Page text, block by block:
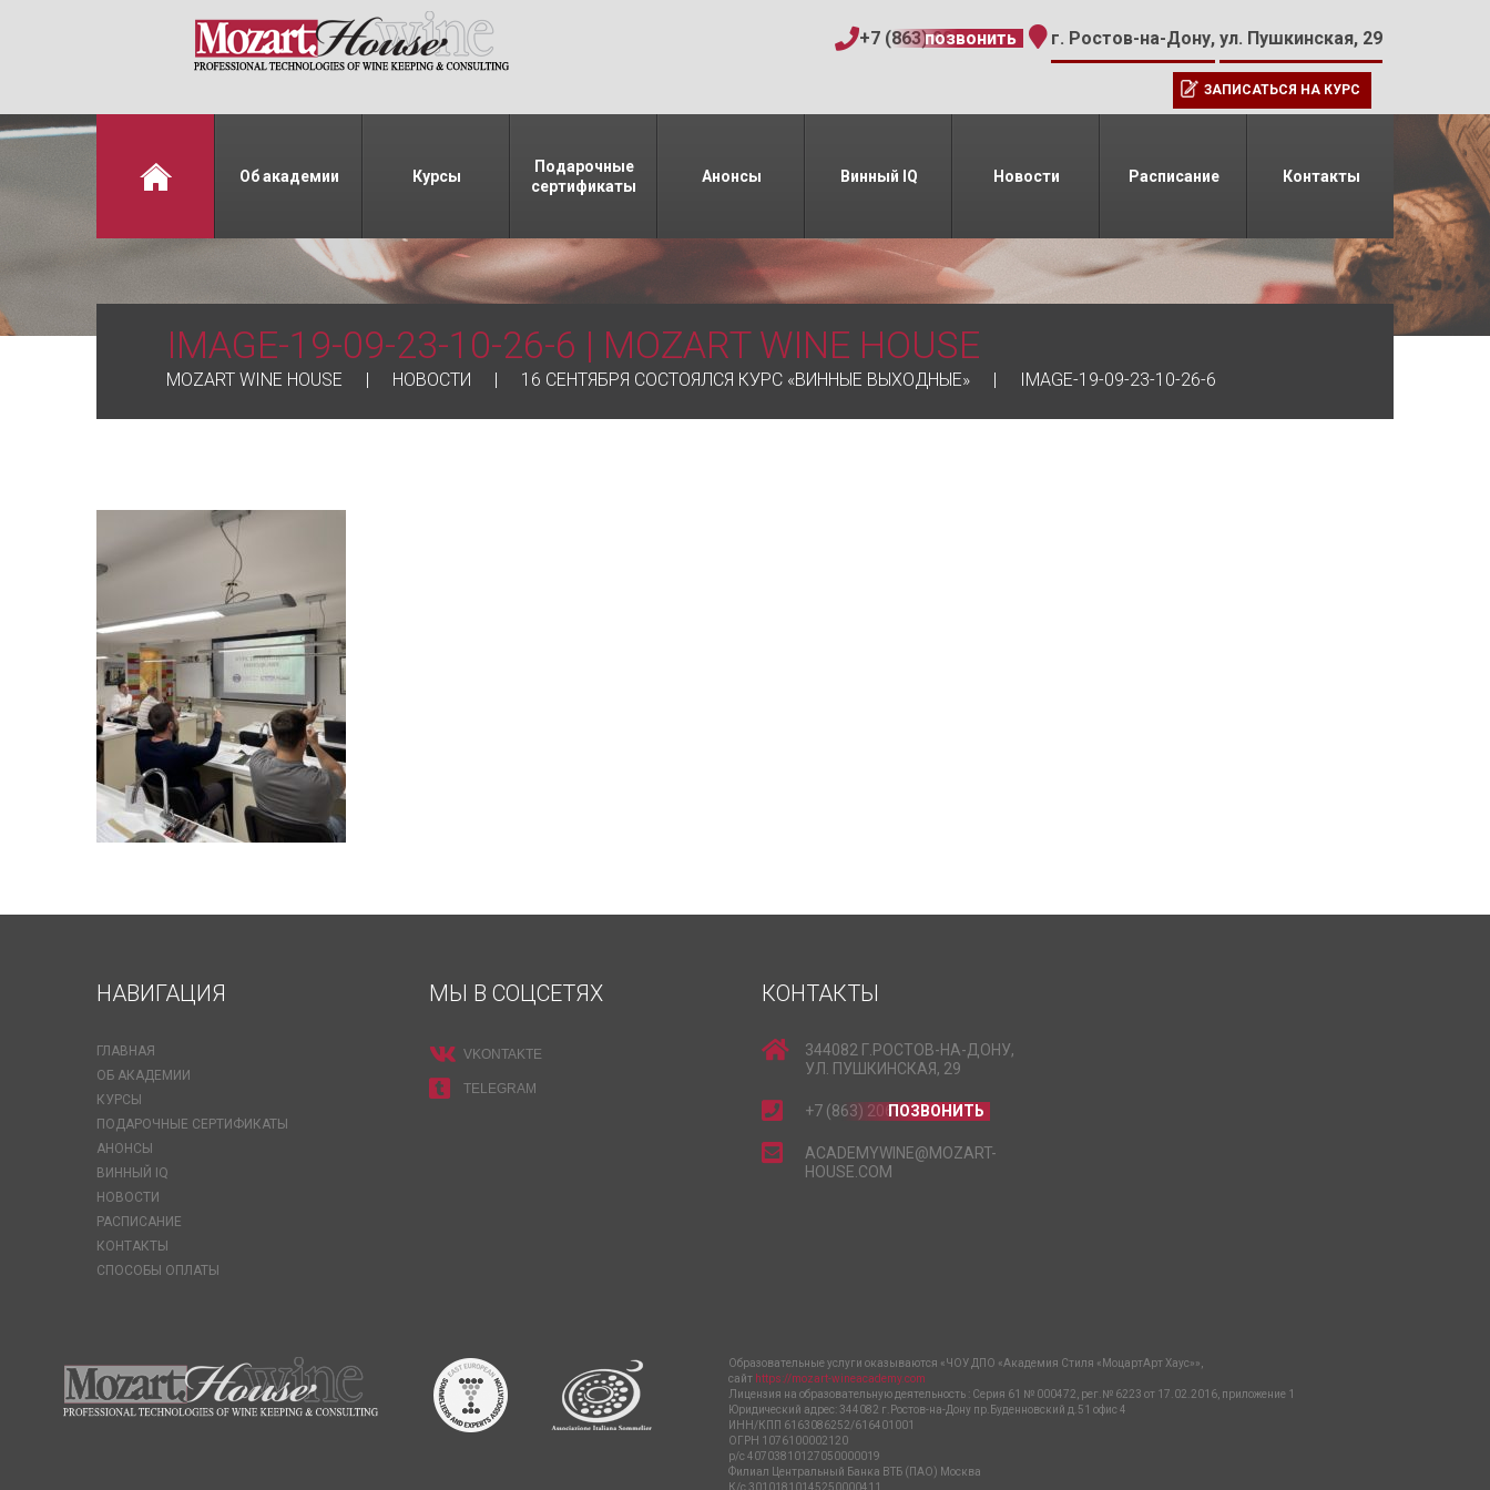
+7 (863) 206-15-15
позвонить г. Ростов-на-Дону, ул. Пушкинская, 29
ЗАПИСАТЬСЯ НА КУРС
Об академии Курсы
Подарочные
сертификаты
Анонсы Винный IQ Новости Расписание Контакты
IMAGE-19-09-23-10-26-6 | MOZART WINE HOUSE
MOZART WINE HOUSE НОВОСТИ 16 СЕНТЯБРЯ СОСТОЯЛСЯ КУРС «ВИННЫЕ ВЫХОДНЫЕ» IMAGE-19-09-23-10-26-6
НАВИГАЦИЯ
ГЛАВНАЯ
ОБ АКАДЕМИИ
КУРСЫ
ПОДАРОЧНЫЕ СЕРТИФИКАТЫ
АНОНСЫ
ВИННЫЙ IQ
НОВОСТИ
РАСПИСАНИЕ
КОНТАКТЫ
СПОСОБЫ ОПЛАТЫ
МЫ В СОЦСЕТЯХ
VKONTAKTE
TELEGRAM
КОНТАКТЫ
344082 Г.РОСТОВ-НА-ДОНУ,
УЛ. ПУШКИНСКАЯ, 29
+7 (863) 206-15-15
ПОЗВОНИТЬ
ACADEMYWINE@MOZART-
HOUSE.COM
Образовательные услуги оказываются «ЧОУ ДПО «Академия Стиля «МоцартАрт Хаус»»,
сайт https://mozart-wineacademy.com
Лицензия на образовательную деятельность : Серия 61 № 000472, рег.№ 6223 от 17.02.2016, приложение 1
Юридический адрес: 344082 г.Ростов-на-Дону пр.Буденновский д.51 офис 4
ИНН/КПП 6163086252/616401001
ОГРН 1076100002120
р/с 40703810127050000019
Филиал Центральный Банка ВТБ (ПАО) Москва
К/с 30101810145250000411